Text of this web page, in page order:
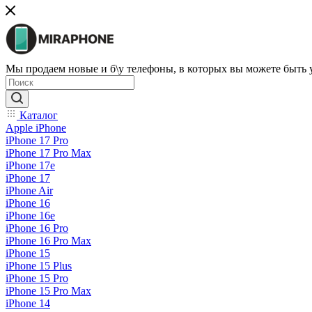
Мы продаем новые и б\у телефоны, в которых вы можете быть
Каталог
Apple iPhone
iPhone 17 Pro
iPhone 17 Pro Max
iPhone 17e
iPhone 17
iPhone Air
iPhone 16
iPhone 16e
iPhone 16 Pro
iPhone 16 Pro Max
iPhone 15
iPhone 15 Plus
iPhone 15 Pro
iPhone 15 Pro Max
iPhone 14